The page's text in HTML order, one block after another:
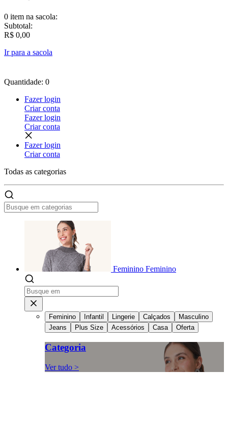
0 item na sacola:
Subtotal:
R$ 0,00
Ir para a sacola
Quantidade: 0
Fazer login
Criar conta
Fazer login
Criar conta
Fazer login
Criar conta
Todas as categorias
Feminino Feminino
Feminino Infantil Lingerie Calçados
Masculino
Jeans
Plus Size Acessórios Casa Oferta
Categoria
Ver tudo >